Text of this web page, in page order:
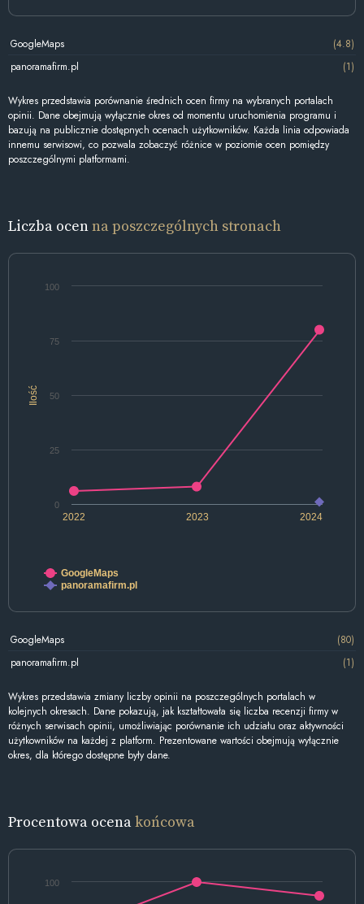
GoogleMaps
(4.8)
panoramafirm.pl
(1)
Wykres przedstawia porównanie średnich ocen firmy na wybranych portalach
opinii. Dane obejmują wyłącznie okres od momentu uruchomienia programu i
bazują na publicznie dostępnych ocenach użytkowników. Każda linia odpowiada
innemu serwisowi, co pozwala zobaczyć różnice w poziomie ocen pomiędzy
poszczególnymi platformami.
Liczba ocenna poszczególnych stronach
Ilość
2022 2023 2024
0
100
25
50
75
GoogleMaps
panoramafirm.pl
GoogleMaps
(80)
panoramafirm.pl
(1)
Wykres przedstawia zmiany liczby opinii na poszczególnych portalach w
kolejnych okresach. Dane pokazują, jak kształtowała się liczba recenzji firmy w
różnych serwisach opinii, umożliwiając porównanie ich udziału oraz aktywności
użytkowników na każdej z platform. Prezentowane wartości obejmują wyłącznie
okres, dla którego dostępne były dane.
Procentowa ocenakońcowa
100